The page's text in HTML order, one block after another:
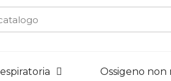
Ossigeno non